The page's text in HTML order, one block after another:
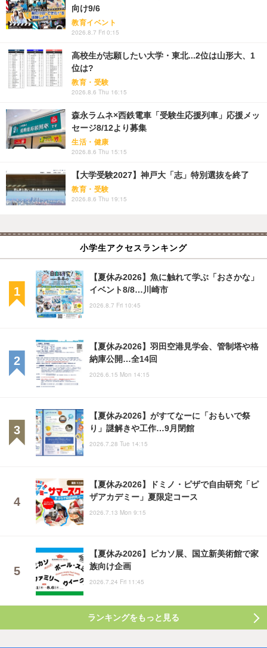
向け9/6
教育イベント
2026.8.7 Fri 0:15
高校生が志願したい大学・東北...2位は山形大、1
位は?
教育・受験
2026.8.6 Thu 16:15
森永ラムネ×西鉄電車「受験生応援列車」応援メッ
セージ8/12より募集
生活・健康
2026.8.6 Thu 15:15
【大学受験2027】神戸大「志」特別選抜を終了
教育・受験
2026.8.6 Thu 19:15
小学生アクセスランキング
【夏休み2026】魚に触れて学ぶ「おさかな」
イベント8/8…川崎市
2026.8.7 Fri 10:45
【夏休み2026】羽田空港見学会、管制塔や格
納庫公開…全14回
2026.6.15 Mon 14:15
【夏休み2026】がすてなーに「おもいで祭
り」謎解きや工作…9月閉館
2026.7.28 Tue 14:15
【夏休み2026】ドミノ・ピザで自由研究「ピ
ザアカデミー」夏限定コース
2026.7.13 Mon 9:15
【夏休み2026】ピカソ展、国立新美術館で家
族向け企画
2026.7.24 Fri 11:45
ランキングをもっと見る